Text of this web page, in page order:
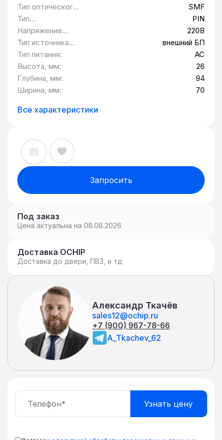
Тип оптического
волокна:
SMF
Тип
фотоприемника:
PIN
Напряжение
питания:
220В
Тип источника
питания:
внешний БП
Тип питания:
AC
Высота, мм:
26
Глубина, мм:
94
Ширина, мм:
70
Все характеристики
Запросить
Под заказ
Цена актуальна на 08.08.2026
Доставка OCHIP
Доставка до двери, ПВЗ, и тд
Александр Ткачёв
sales12@ochip.ru
+7 (900) 967-78-66
A_Tkachev_62